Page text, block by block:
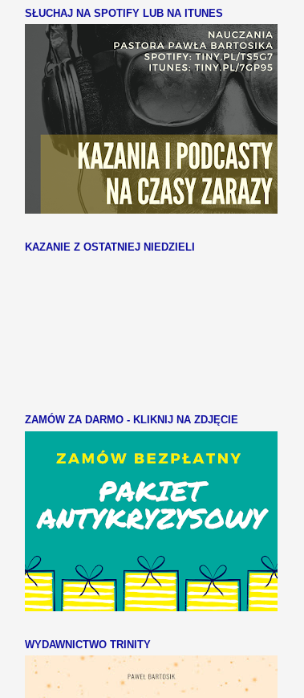
SŁUCHAJ NA SPOTIFY LUB NA ITUNES
KAZANIE Z OSTATNIEJ NIEDZIELI
ZAMÓW ZA DARMO - KLIKNIJ NA ZDJĘCIE
WYDAWNICTWO TRINITY